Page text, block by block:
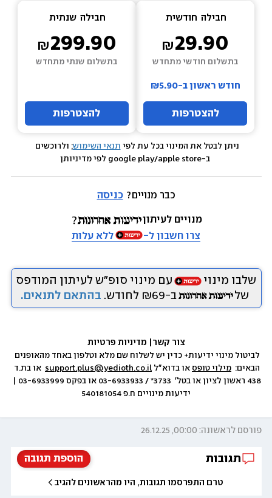
חבילה חודשית
29.90
בתשלום חודשי מתחדש
חודש ראשון ב-₪5.90
להצטרפות
חבילה שנתית
299.90
בתשלום שנתי מתחדש
להצטרפות
ניתן לבטל את המינוי בכל עת לפי תנאי השימוש; ולרוכשים
כבר מנויים? כניסה
מנויים לעיתון
צרו חשבון ל-
ללא עלות
שלבו מינוי
עם מינוי סופ״ש לעיתון המודפס
של
ב-₪69 לחודש. בהתאם לתנאים.
צור קשר
הבאים: מילוי טופס או בדוא״ל support.plus@yedioth.co.il
ידיעות מינויים ח.פ 540181054
פורסם לראשונה: 00:00, 26.12.25
הוספת תגובה תגובות
טרם התפרסמו תגובות, היו מהראשונים להגיב